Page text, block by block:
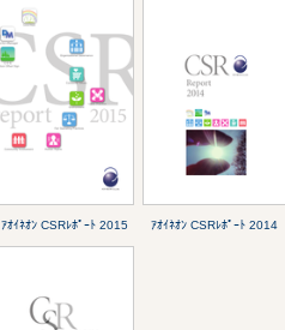
ｱｵｲﾈｵﾝ CSRﾚﾎﾟｰﾄ 2015 ｱｵｲﾈｵﾝ CSRﾚﾎﾟｰﾄ 2014